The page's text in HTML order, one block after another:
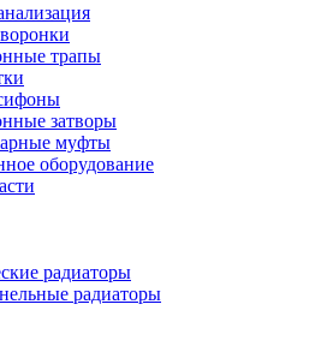
трапы
затворы
муфты
оборудование
радиаторы
радиаторы